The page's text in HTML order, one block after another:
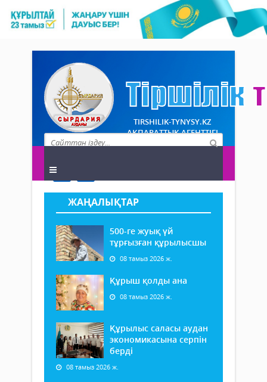
TIRSHILIK-TYNYSY.KZ
АҚПАРАТТЫҚ АГЕНТТІГІ
ЖАҢАЛЫҚТАР
500-ге жуық үй
тұрғызған құрылысшы
08 тамыз 2026 ж.
Құрыш қолды ана
08 тамыз 2026 ж.
Құрылыс саласы аудан
экономикасына серпін
берді
08 тамыз 2026 ж.